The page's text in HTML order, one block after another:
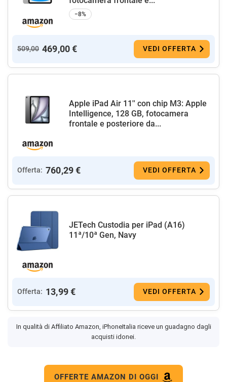
−8%
509,00 469,00 € VEDI OFFERTA
Apple iPad Air 11'' con chip M3: Apple
Intelligence, 128 GB, fotocamera
frontale e posteriore da...
Offerta: 760,29 € VEDI OFFERTA
JETech Custodia per iPad (A16)
11ª/10ª Gen, Navy
Offerta: 13,99 € VEDI OFFERTA
In qualità di Affiliato Amazon, iPhoneItalia riceve un guadagno dagli
acquisti idonei.
OFFERTE AMAZON DI OGGI